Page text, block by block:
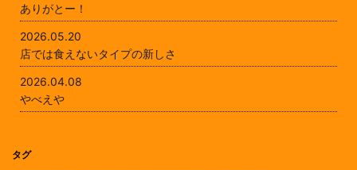
ありがとー！
2026.05.20
店では食えないタイプの新しさ
2026.04.08
やべえや
タグ